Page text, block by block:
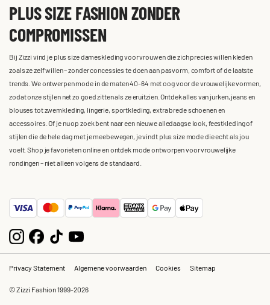
PLUS SIZE FASHION ZONDER
COMPROMISSEN
Bij Zizzi vind je plus size dameskleding voor vrouwen die zich precies willen kleden
zoals ze zelf willen – zonder concessies te doen aan pasvorm, comfort of de laatste
trends. We ontwerpen mode in de maten 40-64 met oog voor de vrouwelijke vormen,
zodat onze stijlen net zo goed zitten als ze eruitzien. Ontdek alles van jurken, jeans en
blouses tot zwemkleding, lingerie, sportkleding, extra brede schoenen en
accessoires. Of je nu op zoek bent naar een nieuwe alledaagse look, feestkleding of
stijlen die de hele dag met je meebewegen, je vindt plus size mode die echt als jou
voelt. Shop je favorieten online en ontdek mode ontworpen voor vrouwelijke
rondingen – niet alleen volgens de standaard.
Privacy Statement Algemene voorwaarden Cookies Sitemap
© Zizzi Fashion 1999-2026